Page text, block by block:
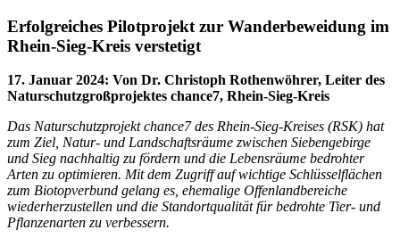
Erfolgreiches Pilotprojekt zur Wanderbeweidung im
Rhein-Sieg-Kreis verstetigt
17. Januar 2024: Von Dr. Christoph Rothenwöhrer, Leiter des
Naturschutzgroßprojektes chance7, Rhein-Sieg-Kreis
Das Naturschutzprojekt chance7 des Rhein-Sieg-Kreises (RSK) hat
zum Ziel, Natur- und Landschaftsräume zwischen Siebengebirge
und Sieg nachhaltig zu fördern und die Lebensräume bedrohter
Arten zu optimieren. Mit dem Zugriff auf wichtige Schlüsselflächen
zum Biotopverbund gelang es, ehemalige Offenlandbereiche
wiederherzustellen und die Standortqualität für bedrohte Tier- und
Pflanzenarten zu verbessern.